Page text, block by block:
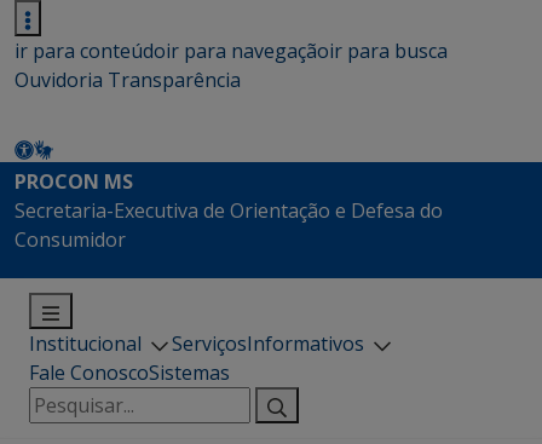
ir para conteúdoir para navegaçãoir para busca
Ouvidoria Transparência
PROCON MS
Secretaria-Executiva de Orientação e Defesa do
Consumidor
Institucional ServiçosInformativos
Fale ConoscoSistemas
Pesquisar
por: